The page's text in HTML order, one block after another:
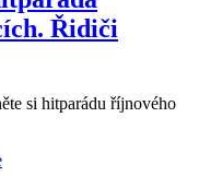
Řidiči
si hitparádu říjnového